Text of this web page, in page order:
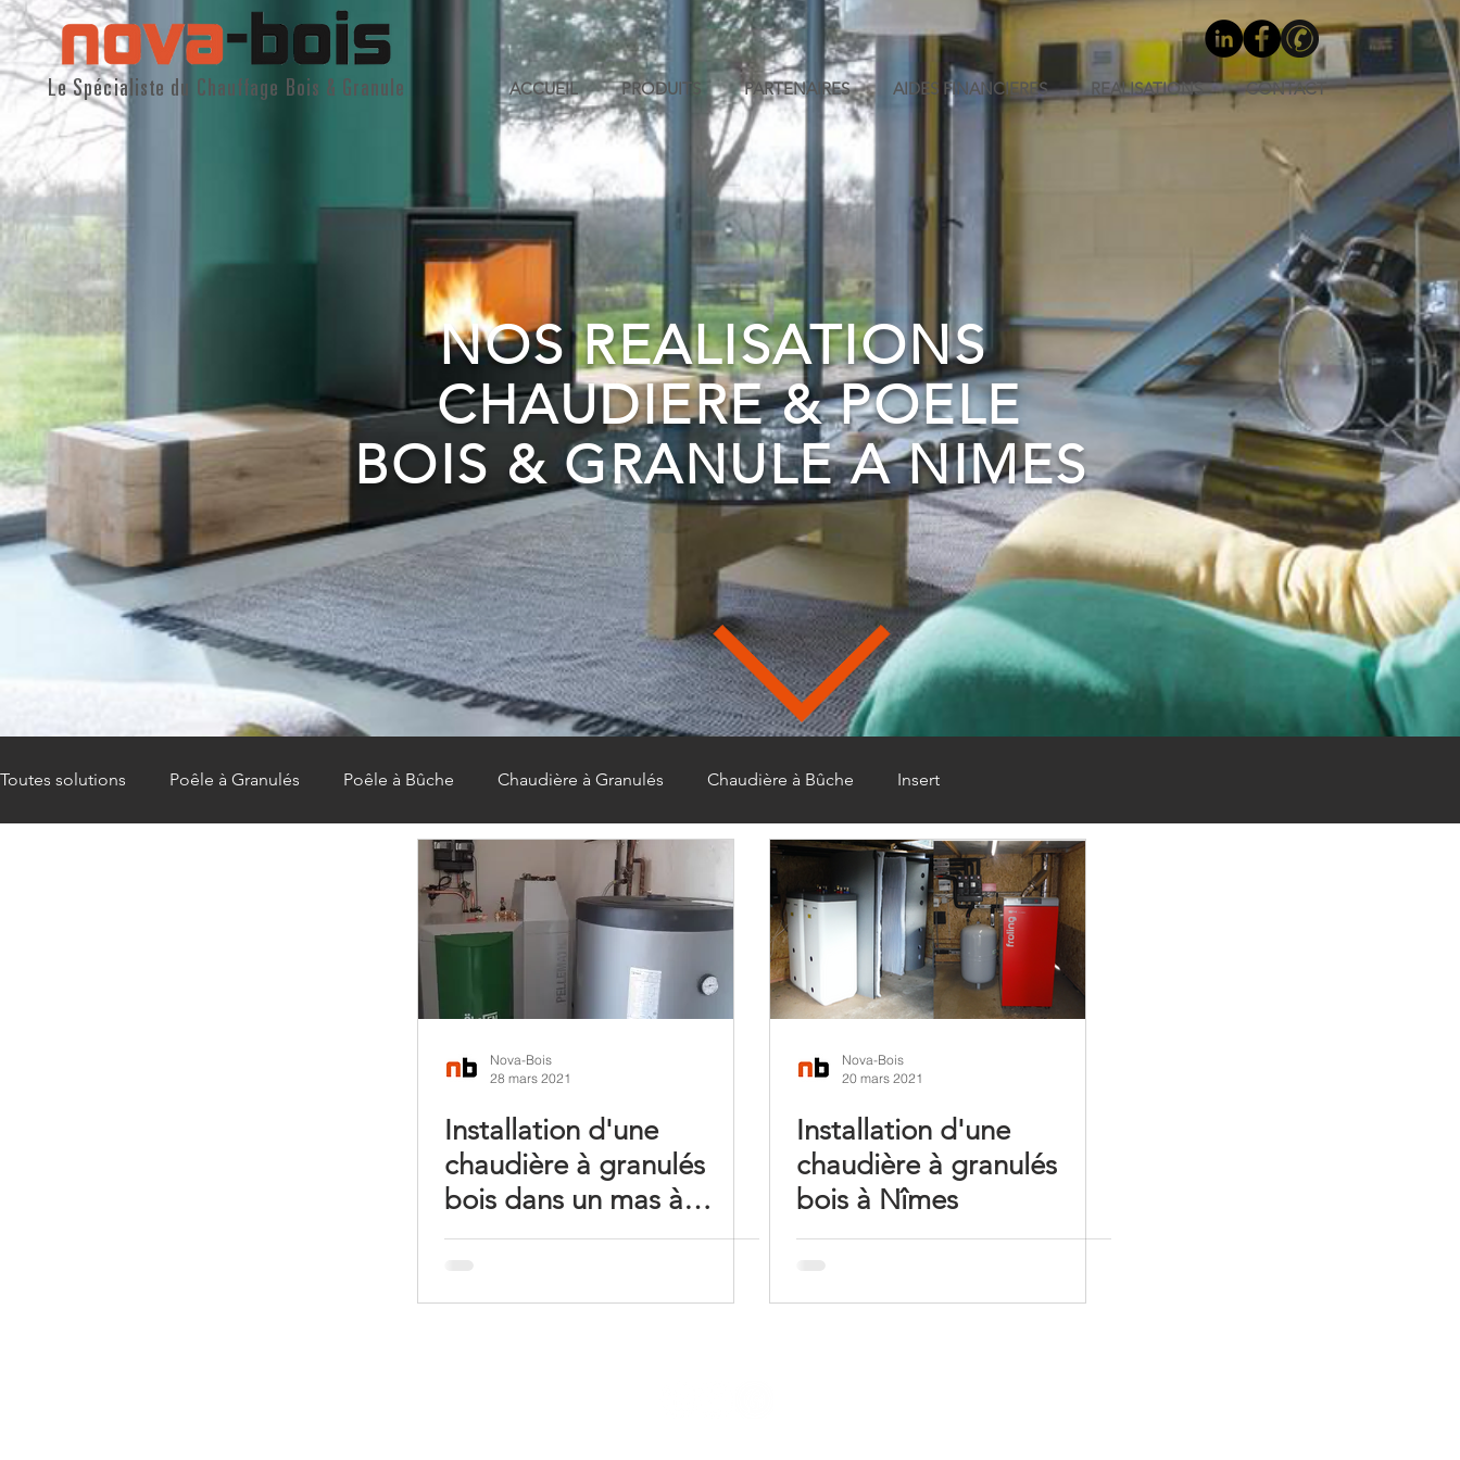
Le Spécialiste du Chauffage Bois & Granule ACCUEIL PRODUITS PARTENAIRES AIDES FINANCIERES REALISATIONS CONTACT
NOS REALISATIONS
CHAUDIERE & POELE
BOIS & GRANULE A NIMES
Toutes solutions Poêle à Granulés Poêle à Bûche Chaudière à Granulés Chaudière à Bûche Insert
Nova-Bois
28 mars 2021
Installation d'une
chaudière à granulés
bois dans un mas à
Vauvert dans le Gard
Nova-Bois
20 mars 2021
Installation d'une
chaudière à granulés
bois à Nîmes